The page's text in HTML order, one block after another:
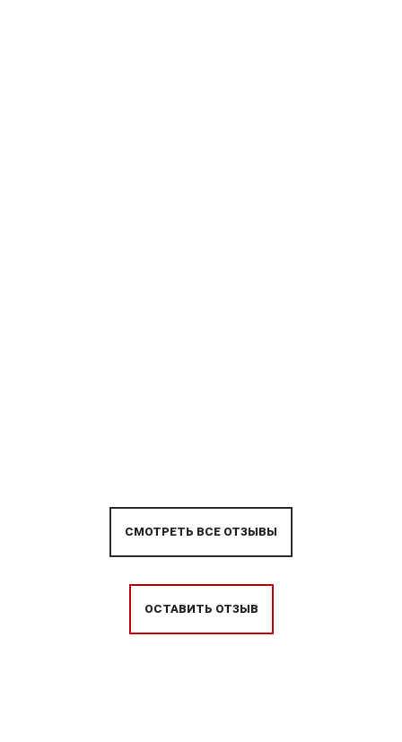
СМОТРЕТЬ ВСЕ ОТЗЫВЫ
ОСТАВИТЬ ОТЗЫВ